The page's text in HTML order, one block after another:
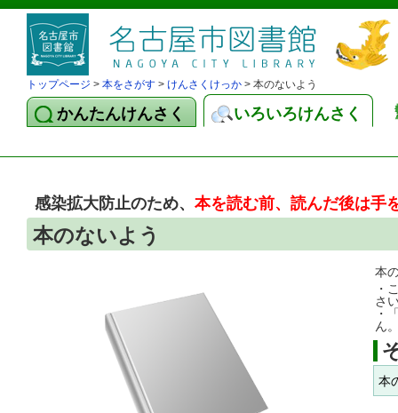
トップページ > 本をさがす > けんさくけっか > 本のないよう
かんたんけんさく いろいろけんさく
感染拡大防止のため、本を読む前、読んだ後は手
本のないよう
本
・
さ
・
ん
本